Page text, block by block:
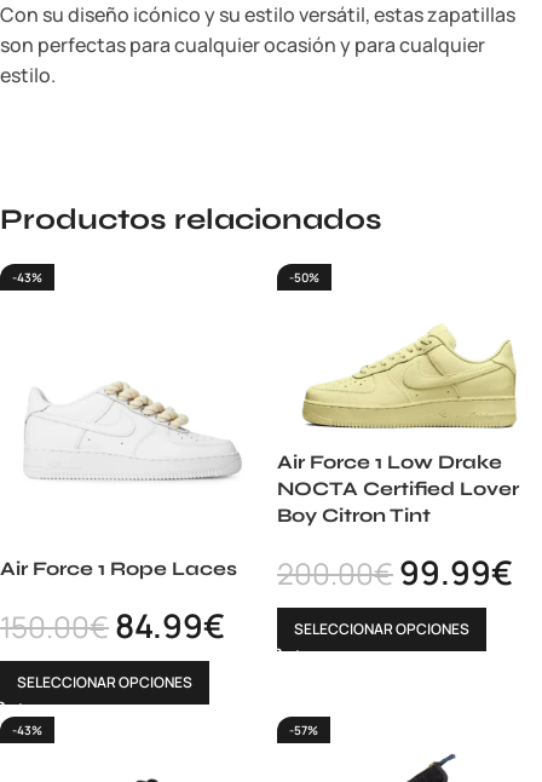
Con su diseño icónico y su estilo versátil, estas zapatillas
son perfectas para cualquier ocasión y para cualquier
estilo.
Productos relacionados
-43%
Air Force 1 Rope Laces
150.00€84.99€
SELECCIONAR OPCIONES
-50%
Air Force 1 Low Drake
NOCTA Certified Lover
Boy Citron Tint
200.00€99.99€
SELECCIONAR OPCIONES
-43% -57%